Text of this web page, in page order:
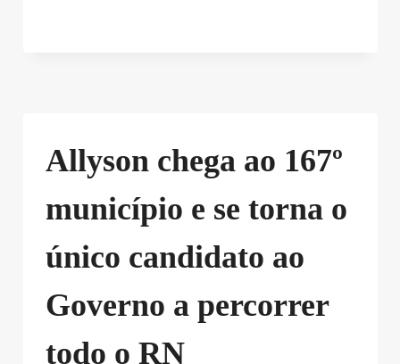
Allyson chega ao 167º
município e se torna o
único candidato ao
Governo a percorrer
todo o RN